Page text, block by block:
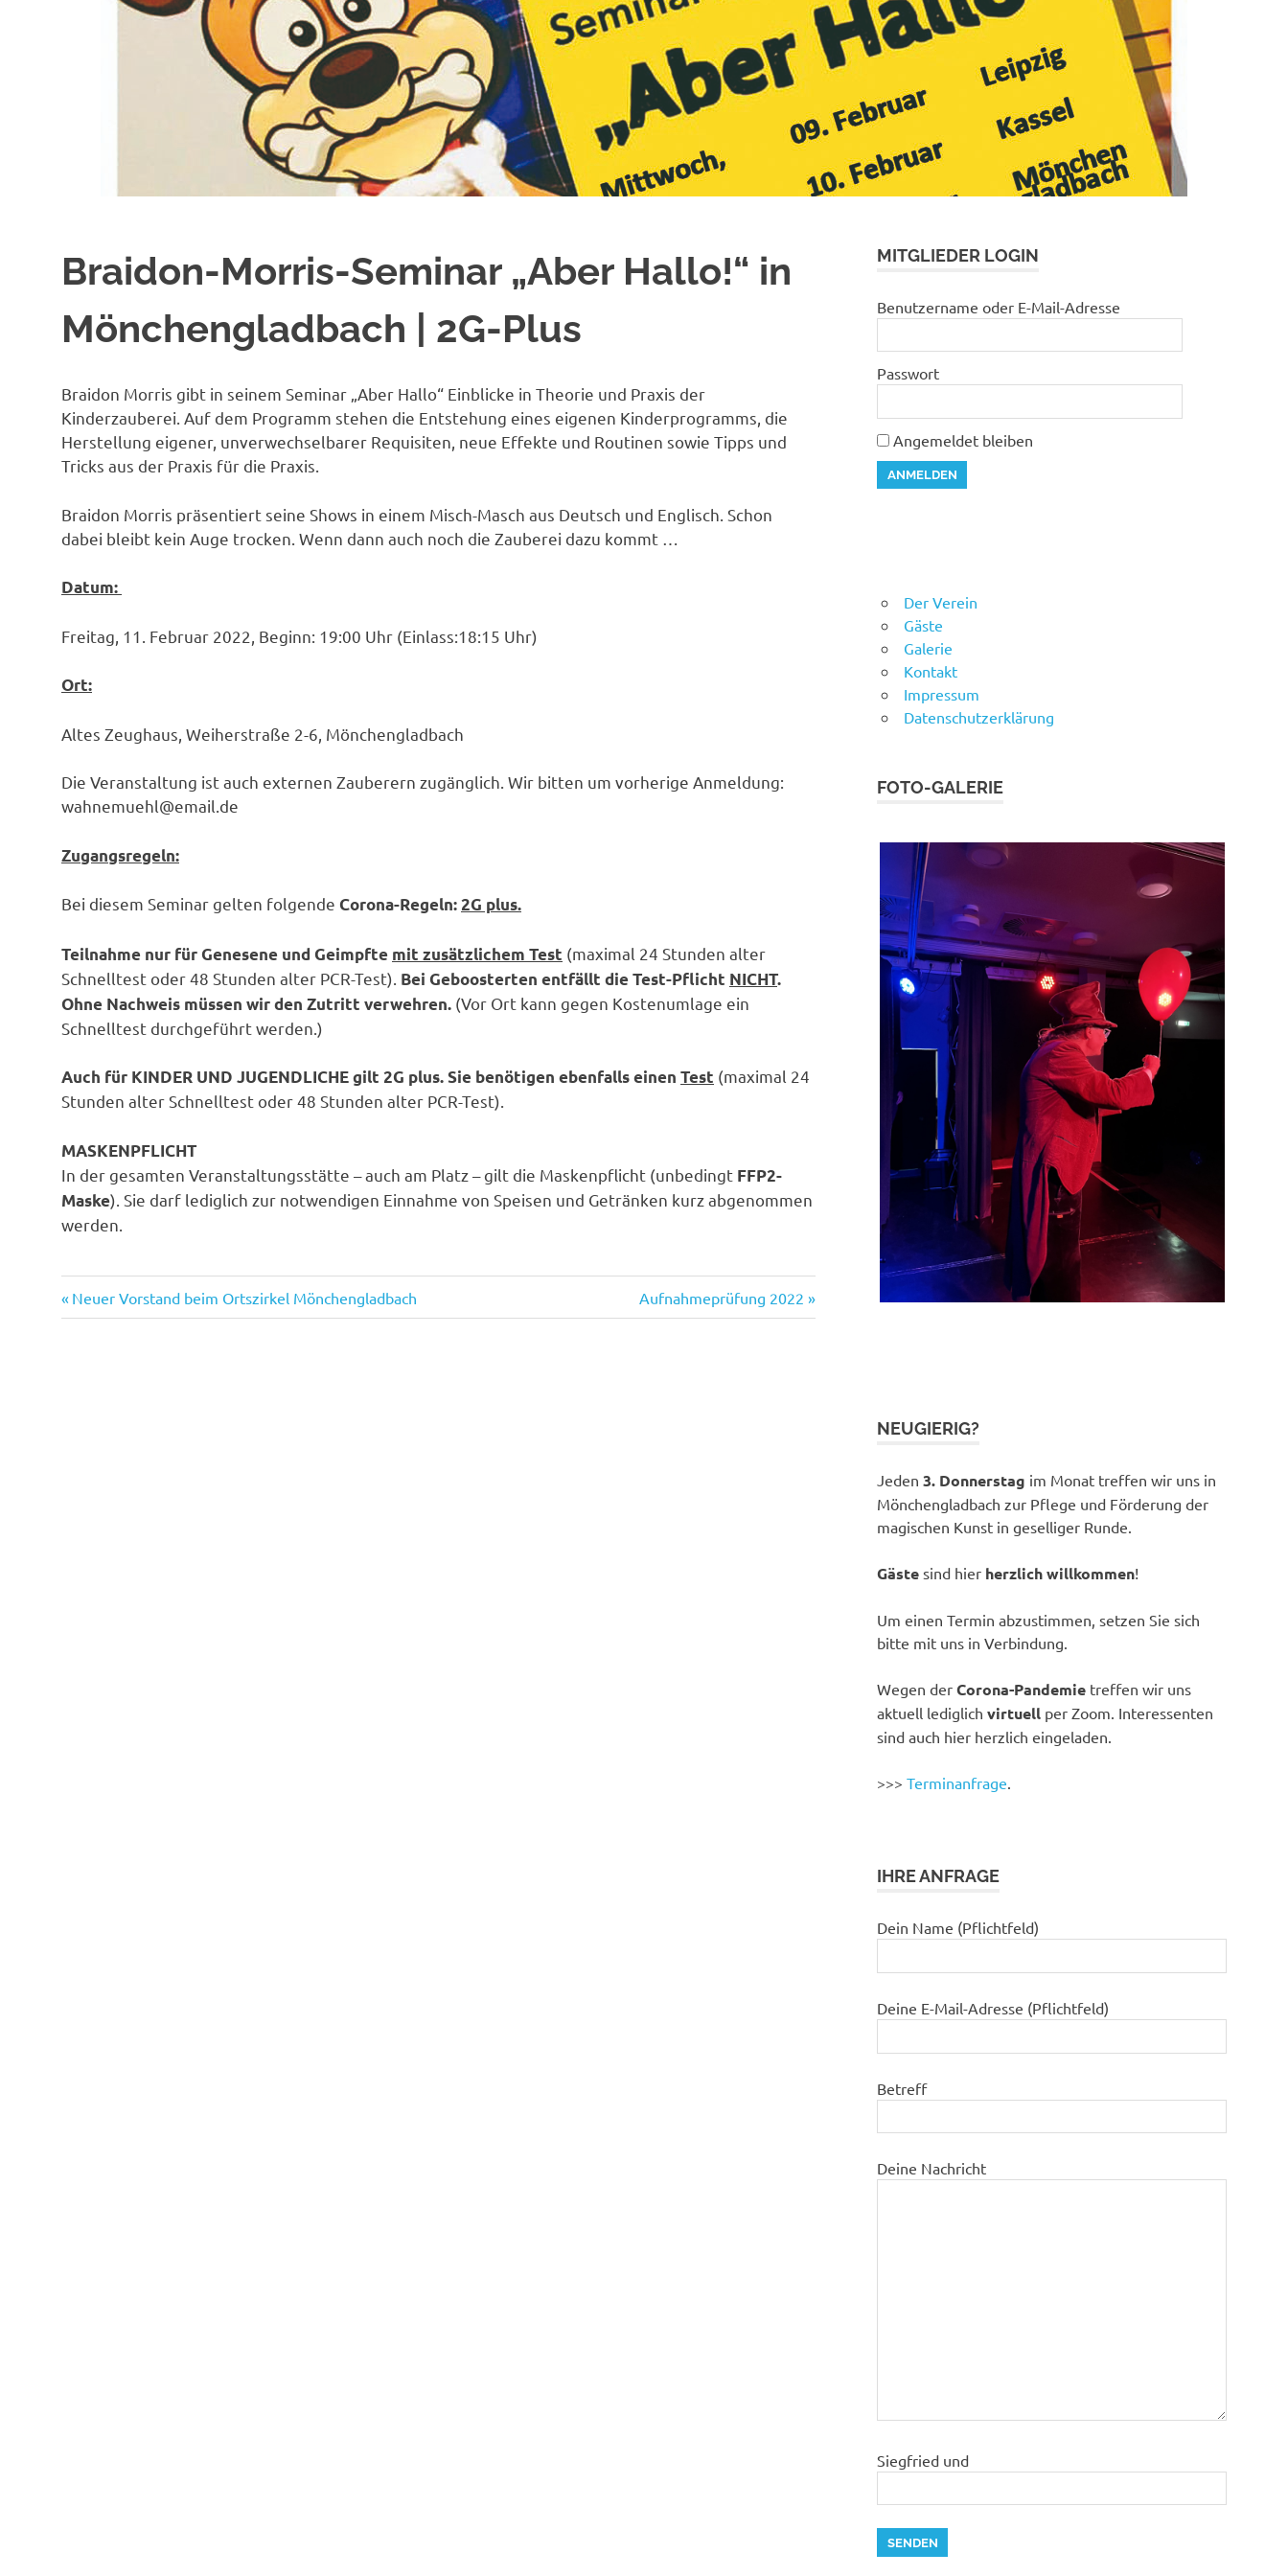
Braidon-Morris-Seminar „Aber Hallo!“ in
Mönchengladbach | 2G-Plus
Braidon Morris gibt in seinem Seminar „Aber Hallo“ Einblicke in Theorie und Praxis der
Kinderzauberei. Auf dem Programm stehen die Entstehung eines eigenen Kinderprogramms, die
Herstellung eigener, unverwechselbarer Requisiten, neue Effekte und Routinen sowie Tipps und
Tricks aus der Praxis für die Praxis.
Braidon Morris präsentiert seine Shows in einem Misch-Masch aus Deutsch und Englisch. Schon
dabei bleibt kein Auge trocken. Wenn dann auch noch die Zauberei dazu kommt …
Datum:
Freitag, 11. Februar 2022, Beginn: 19:00 Uhr (Einlass:18:15 Uhr)
Ort:
Altes Zeughaus, Weiherstraße 2-6, Mönchengladbach
Die Veranstaltung ist auch externen Zauberern zugänglich. Wir bitten um vorherige Anmeldung:
wahnemuehl@email.de
Zugangsregeln:
Bei diesem Seminar gelten folgende Corona-Regeln:2G plus.
Teilnahme nur für Genesene und Geimpfte mit zusätzlichem Test (maximal 24 Stunden alter
Schnelltest oder 48 Stunden alter PCR-Test). Bei Geboosterten entfällt die Test-Pflicht NICHT.
Ohne Nachweis müssen wir den Zutritt verwehren. (Vor Ort kann gegen Kostenumlage ein
Schnelltest durchgeführt werden.)
Auch für KINDER UND JUGENDLICHE gilt 2G plus. Sie benötigen ebenfalls einen Test (maximal 24
Stunden alter Schnelltest oder 48 Stunden alter PCR-Test).
MASKENPFLICHT
In der gesamten Veranstaltungsstätte – auch am Platz – gilt die Maskenpflicht (unbedingt FFP2-
Maske). Sie darf lediglich zur notwendigen Einnahme von Speisen und Getränken kurz abgenommen
werden.
Beitragsnavigation
Vorheriger
Beitrag:
Neuer Vorstand beim Ortszirkel Mönchengladbach
Nächster
Beitrag:
Aufnahmeprüfung 2022
MITGLIEDER LOGIN
Benutzername oder E-Mail-Adresse
Passwort
Angemeldet bleiben
Der Verein
Gäste
Galerie
Kontakt
Impressum
Datenschutzerklärung
FOTO-GALERIE
NEUGIERIG?
Jeden3. Donnerstag im Monat treffen wir uns in
Mönchengladbach zur Pflege und Förderung der
magischen Kunst in geselliger Runde.
Gäste sind hier herzlich willkommen!
Um einen Termin abzustimmen, setzen Sie sich
bitte mit uns in Verbindung.
Wegen derCorona-Pandemie treffen wir uns
aktuell lediglichvirtuell per Zoom. Interessenten
sind auch hier herzlich eingeladen.
>>>Terminanfrage.
IHRE ANFRAGE
Dein Name (Pflichtfeld)
Deine E-Mail-Adresse (Pflichtfeld)
Betreff
Deine Nachricht
Siegfried und